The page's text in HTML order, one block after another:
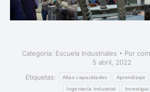
Categoría: Escuela Industriales Por
5 abril, 2022
Etiquetas:
Altas capacidades Aprendizaje
Ingeniería Industrial